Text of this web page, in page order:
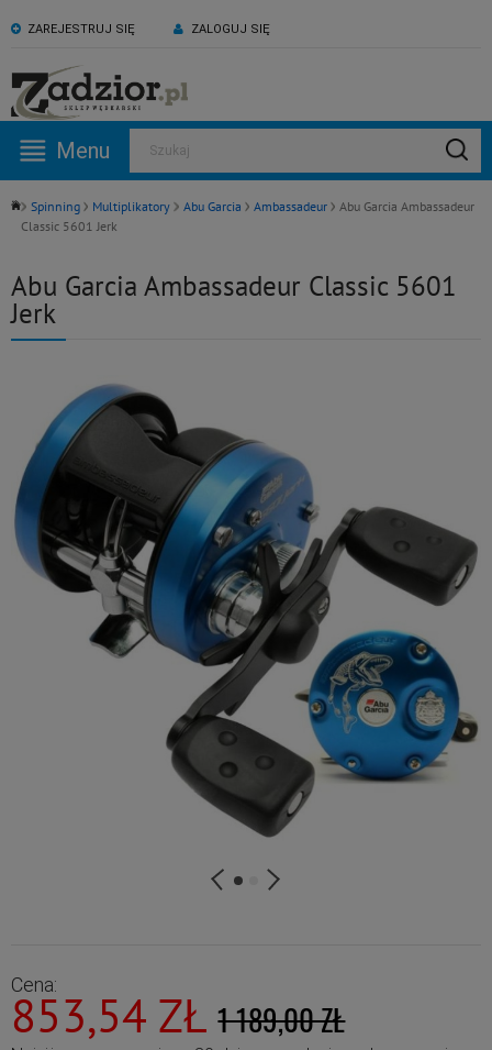
ZAREJESTRUJ SIĘ ZALOGUJ SIĘ
KONTAKT:
530 582 918
Pn -Pt: 09:00 - 17:00
ZAPRASZAMY NA NASZ
Menu Szukaj
Spinning Multiplikatory Abu Garcia Ambassadeur
Abu Garcia Ambassadeur
Classic 5601 Jerk
Abu Garcia Ambassadeur Classic 5601
Jerk
Cena:
853,54 ZŁ 1 189,00 ZŁ